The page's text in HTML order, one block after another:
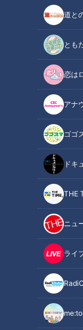
道と
とも
恋は
アナ
ゴゴ
ドキ
THE
ニュ
ライ
CBCテレビ：画像 『
この記事の画像
この記事を見